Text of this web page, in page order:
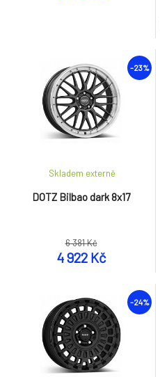
-23%
DOTZ Bilbao dark 8x17
Skladem externě
6 381 Kč
4 922 Kč
-24%